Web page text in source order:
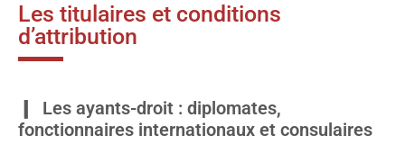
Les titulaires et conditions
d’attribution
Les ayants-droit : diplomates,
fonctionnaires internationaux et consulaires